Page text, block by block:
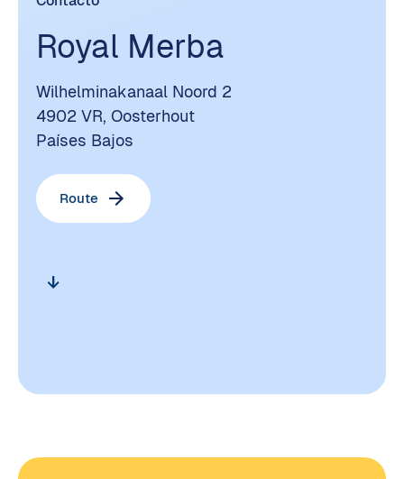
Royal Merba
Wilhelminakanaal Noord 2
4902 VR, Oosterhout
Países Bajos
Route
arrow_downward_alt